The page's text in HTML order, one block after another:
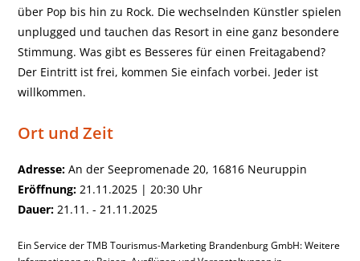
über Pop bis hin zu Rock. Die wechselnden Künstler spielen
unplugged und tauchen das Resort in eine ganz besondere
Stimmung. Was gibt es Besseres für einen Freitagabend?
Der Eintritt ist frei, kommen Sie einfach vorbei. Jeder ist
willkommen.
Ort und Zeit
Adresse: An der Seepromenade 20, 16816 Neuruppin
Eröffnung: 21.11.2025 | 20:30 Uhr
Dauer: 21.11. - 21.11.2025
Ein Service der TMB Tourismus-Marketing Brandenburg GmbH: Weitere